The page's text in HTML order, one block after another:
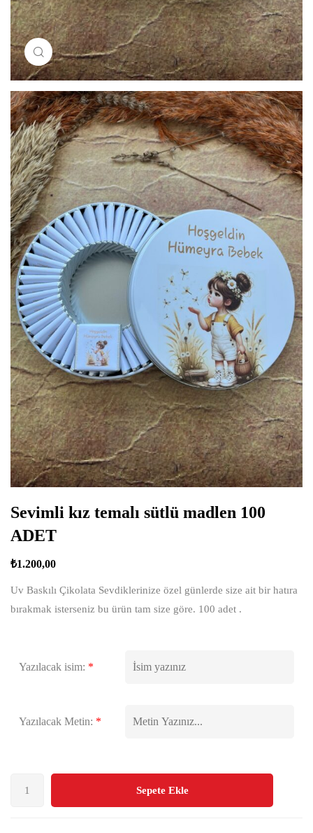
Resimi büyütmek için tıklayın
Sevimli kız temalı sütlü madlen 100
ADET
₺1.200,00
Uv Baskılı Çikolata Sevdiklerinize özel günlerde size ait bir hatıra
bırakmak isterseniz bu ürün tam size göre. 100 adet .
Yazılacak isim: *
Yazılacak Metin: *
Sepete Ekle